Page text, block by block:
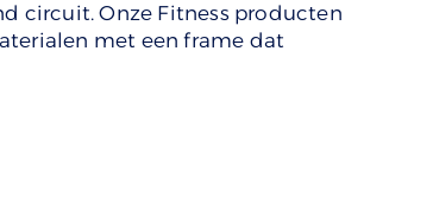
circuit. Onze Fitness producten
met een frame dat